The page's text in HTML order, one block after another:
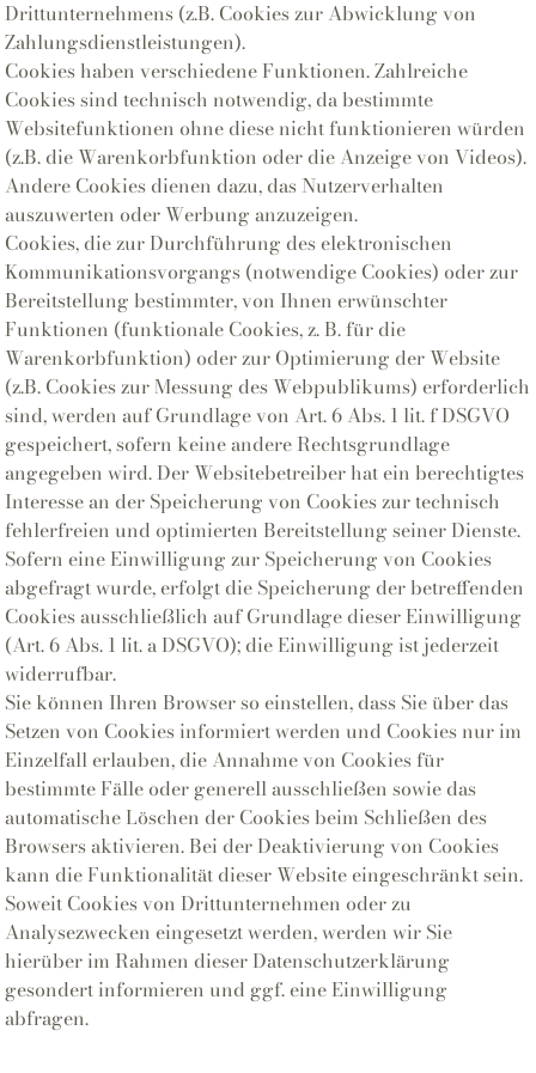
Drittunternehmens (z.B. Cookies zur Abwicklung von
Zahlungsdienstleistungen).
Cookies haben verschiedene Funktionen. Zahlreiche
Cookies sind technisch notwendig, da bestimmte
Websitefunktionen ohne diese nicht funktionieren würden
(z.B. die Warenkorbfunktion oder die Anzeige von Videos).
Andere Cookies dienen dazu, das Nutzerverhalten
auszuwerten oder Werbung anzuzeigen.
Cookies, die zur Durchführung des elektronischen
Kommunikationsvorgangs (notwendige Cookies) oder zur
Bereitstellung bestimmter, von Ihnen erwünschter
Funktionen (funktionale Cookies, z. B. für die
Warenkorbfunktion) oder zur Optimierung der Website
(z.B. Cookies zur Messung des Webpublikums) erforderlich
sind, werden auf Grundlage von Art. 6 Abs. 1 lit. f DSGVO
gespeichert, sofern keine andere Rechtsgrundlage
angegeben wird. Der Websitebetreiber hat ein berechtigtes
Interesse an der Speicherung von Cookies zur technisch
fehlerfreien und optimierten Bereitstellung seiner Dienste.
Sofern eine Einwilligung zur Speicherung von Cookies
abgefragt wurde, erfolgt die Speicherung der betreffenden
Cookies ausschließlich auf Grundlage dieser Einwilligung
(Art. 6 Abs. 1 lit. a DSGVO); die Einwilligung ist jederzeit
widerrufbar.
Sie können Ihren Browser so einstellen, dass Sie über das
Setzen von Cookies informiert werden und Cookies nur im
Einzelfall erlauben, die Annahme von Cookies für
bestimmte Fälle oder generell ausschließen sowie das
automatische Löschen der Cookies beim Schließen des
Browsers aktivieren. Bei der Deaktivierung von Cookies
kann die Funktionalität dieser Website eingeschränkt sein.
Soweit Cookies von Drittunternehmen oder zu
Analysezwecken eingesetzt werden, werden wir Sie
hierüber im Rahmen dieser Datenschutzerklärung
gesondert informieren und ggf. eine Einwilligung
abfragen.